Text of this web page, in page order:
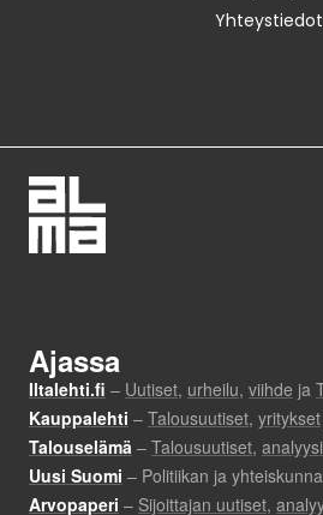
Yhteystiedot